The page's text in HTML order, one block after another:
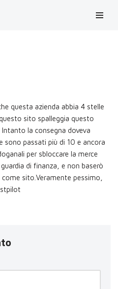
questa azienda abbia 4 stelle
sito spalleggia questo
la consegna doveva
sono passati più di 10 e ancora
per sbloccare la merce
di finanza, e non baserò
sito.Veramente pessimo,